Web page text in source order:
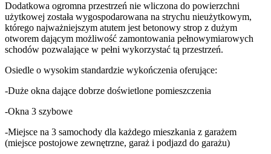
Dodatkowa ogromna przestrzeń nie wliczona do powierzchni
użytkowej została wygospodarowana na strychu nieużytkowym,
którego najważniejszym atutem jest betonowy strop z dużym
otworem dającym możliwość zamontowania pełnowymiarowych
schodów pozwalające w pełni wykorzystać tą przestrzeń.
Osiedle o wysokim standardzie wykończenia oferujące:
-Duże okna dające dobrze doświetlone pomieszczenia
-Okna 3 szybowe
-Miejsce na 3 samochody dla każdego mieszkania z garażem
(miejsce postojowe zewnętrzne, garaż i podjazd do garażu)